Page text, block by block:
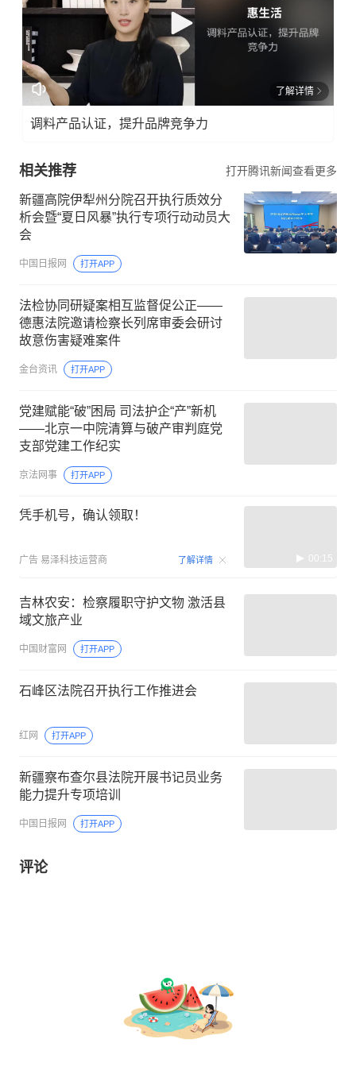
了解详情
调料产品认证，提升品牌竞争力
相关推荐 打开腾讯新闻查看更多
新疆高院伊犁州分院召开执行质效分
析会暨“夏日风暴”执行专项行动动员大
会
中国日报网 打开APP
法检协同研疑案相互监督促公正——
德惠法院邀请检察长列席审委会研讨
故意伤害疑难案件
金台资讯 打开APP
党建赋能“破”困局 司法护企“产”新机
——北京一中院清算与破产审判庭党
支部党建工作纪实
京法网事 打开APP
凭手机号，确认领取！
广告 易泽科技运营商 了解详情 00:15
吉林农安：检察履职守护文物 激活县
域文旅产业
中国财富网 打开APP
石峰区法院召开执行工作推进会
红网 打开APP
新疆察布查尔县法院开展书记员业务
能力提升专项培训
中国日报网 打开APP
评论